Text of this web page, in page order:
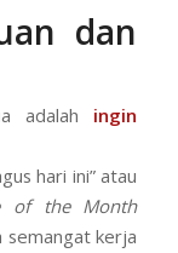
dan
adalah ingin
hari ini” atau
of the Month
semangat kerja